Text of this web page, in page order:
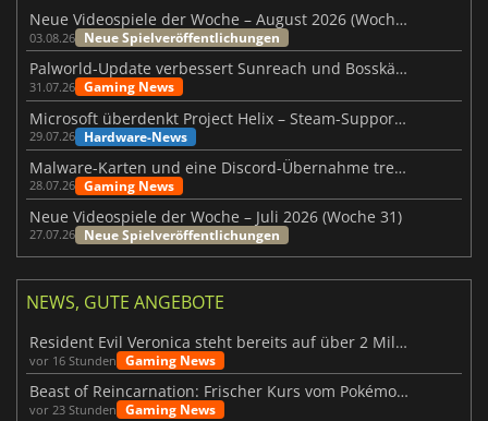
Neue Videospiele der Woche – August 2026 (Woche 32)
03.08.26 Neue Spielveröffentlichungen
Palworld-Update verbessert Sunreach und Bosskämpfe deutlich
31.07.26 Gaming News
Microsoft überdenkt Project Helix – Steam-Support gefährdet
29.07.26 Hardware-News
Malware-Karten und eine Discord-Übernahme treffen Meccha Chameleon
28.07.26 Gaming News
Neue Videospiele der Woche – Juli 2026 (Woche 31)
27.07.26 Neue Spielveröffentlichungen
NEWS, GUTE ANGEBOTE
Resident Evil Veronica steht bereits auf über 2 Millionen Wunschlisten
vor 16 Stunden Gaming News
Beast of Reincarnation: Frischer Kurs vom Pokémon-Studio
vor 23 Stunden Gaming News